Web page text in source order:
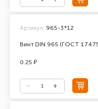
Винт DIN 965 (ГОСТ
Артикул: 965-3*12
0.25 ₽